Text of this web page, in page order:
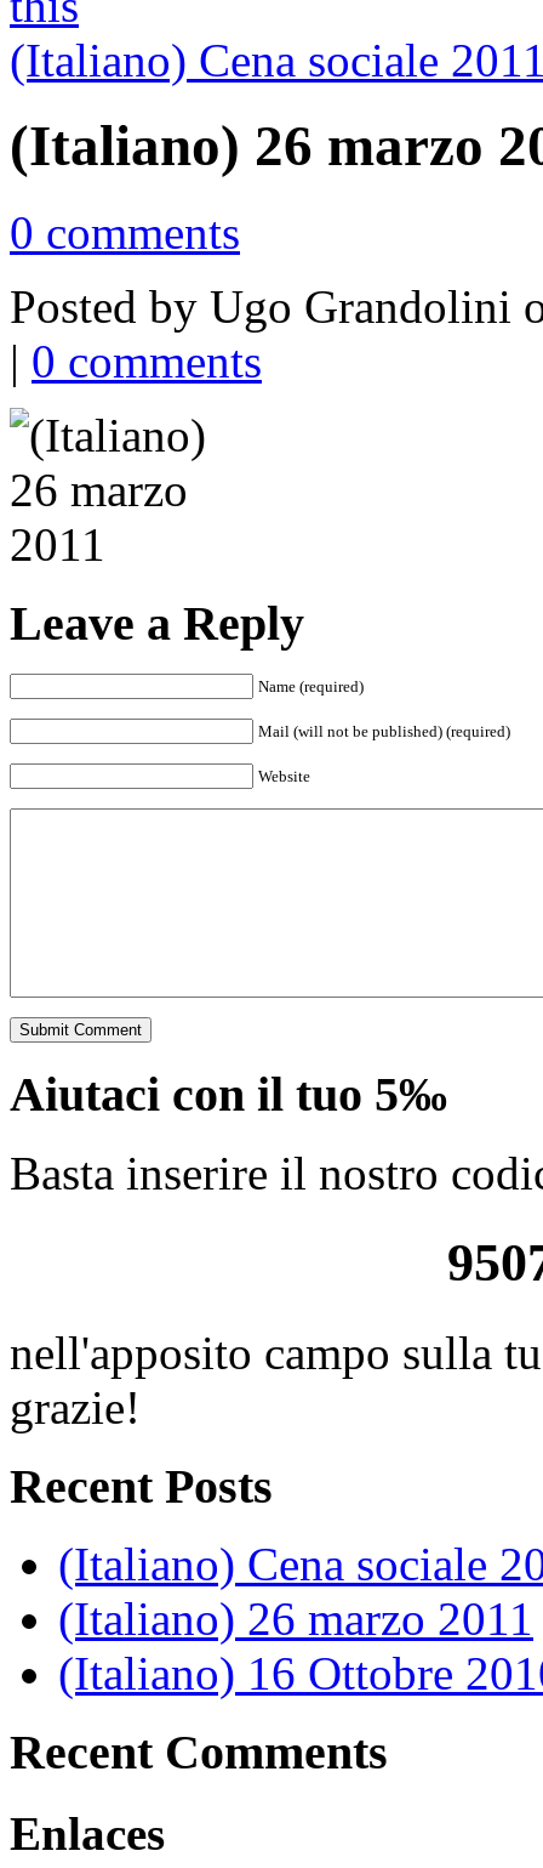
(Italiano) Cena sociale
(Italiano) 26 marzo
0 comments
Posted by Ugo Grandolini
| 0 comments
Leave a Reply
Name (required)
Mail (will not be published) (required)
Website
Aiutaci con il tuo 5‰
Basta inserire il nostro
nell'apposito campo sulla
grazie!
Recent Posts
(Italiano) Cena sociale
(Italiano) 26 marzo 2011
(Italiano) 16 Ottobre
Recent Comments
Enlaces